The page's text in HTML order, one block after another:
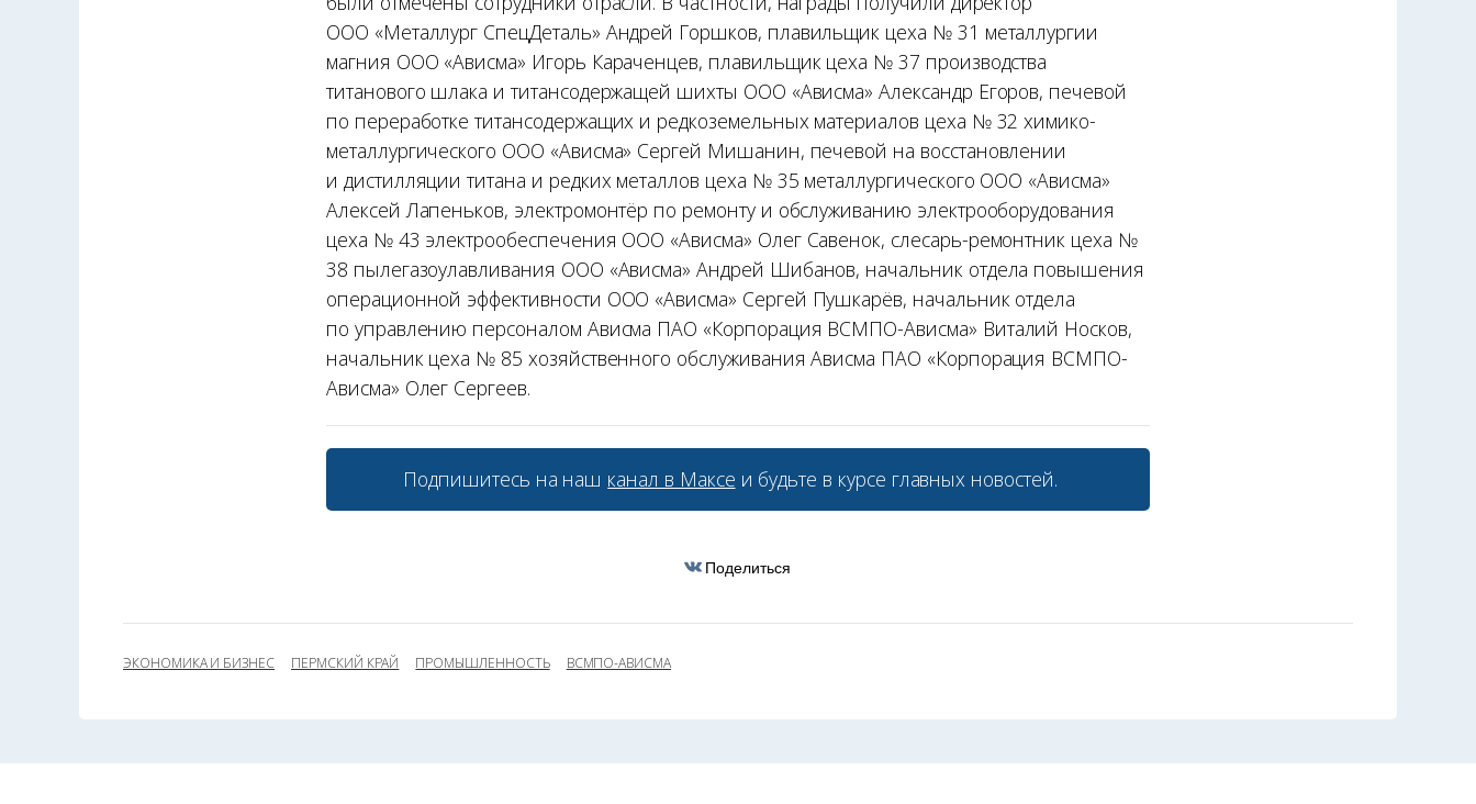
ООО «Металлург СпецДеталь» Андрей Горшков, плавильщик цеха № 31 металлургии
магния ООО «Ависма» Игорь Караченцев, плавильщик цеха № 37 производства
титанового шлака и титансодержащей шихты ООО «Ависма» Александр Егоров, печевой
по переработке титансодержащих и редкоземельных материалов цеха № 32 химико-
металлургического ООО «Ависма» Сергей Мишанин, печевой на восстановлении
и дистилляции титана и редких металлов цеха № 35 металлургического ООО «Ависма»
Алексей Лапеньков, электромонтёр по ремонту и обслуживанию электрооборудования
цеха № 43 электрообеспечения ООО «Ависма» Олег Савенок, слесарь-ремонтник цеха №
38 пылегазоулавливания ООО «Ависма» Андрей Шибанов, начальник отдела повышения
операционной эффективности ООО «Ависма» Сергей Пушкарёв, начальник отдела
по управлению персоналом Ависма ПАО «Корпорация ВСМПО-Ависма» Виталий Носков,
начальник цеха № 85 хозяйственного обслуживания Ависма ПАО «Корпорация ВСМПО-
Ависма» Олег Сергеев.
Подпишитесь на наш канал в Максе и будьте в курсе главных новостей.
Поделиться
ЭКОНОМИКА И БИЗНЕС ПЕРМСКИЙ КРАЙ ПРОМЫШЛЕННОСТЬ ВСМПО-АВИСМА